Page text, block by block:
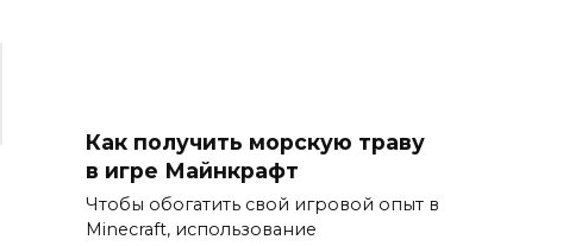
Как получить морскую траву
в игре Майнкрафт
Чтобы обогатить свой игровой опыт в
Minecraft, использование